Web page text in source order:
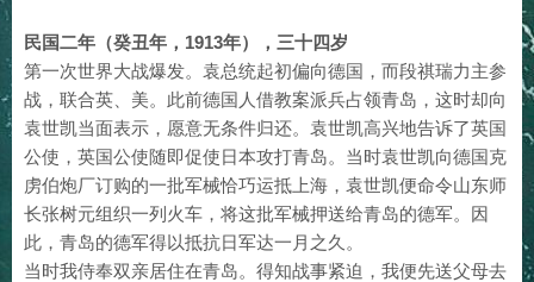
民国二年（癸丑年，1913年），三十四岁
第一次世界大战爆发。袁总统起初偏向德国，而段祺瑞力主参
战，联合英、美。此前德国人借教案派兵占领青岛，这时却向
袁世凯当面表示，愿意无条件归还。袁世凯高兴地告诉了英国
公使，英国公使随即促使日本攻打青岛。当时袁世凯向德国克
虏伯炮厂订购的一批军械恰巧运抵上海，袁世凯便命令山东师
长张树元组织一列火车，将这批军械押送给青岛的德军。因
此，青岛的德军得以抵抗日军达一月之久。
当时我侍奉双亲居住在青岛。得知战事紧迫，我便先送父母去